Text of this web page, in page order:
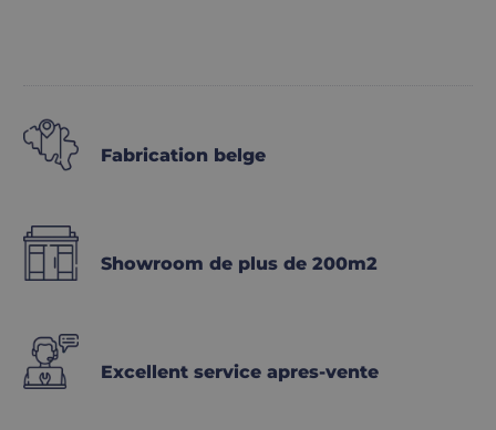
Fabrication belge
Showroom de plus de 200m2
Excellent service apres-vente